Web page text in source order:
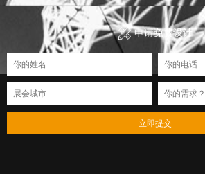
申请免费设计
立即提交